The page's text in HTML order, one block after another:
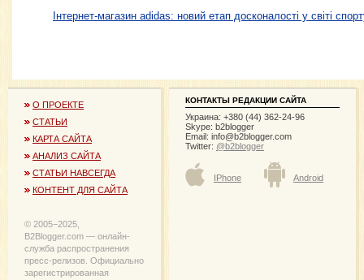
Інтернет-магазин adidas: новий етап досконалості у світі
О ПРОЕКТЕ
СТАТЬИ
КАРТА САЙТА
АНАЛИЗ САЙТА
СТАТЬИ НАВСЕГДА
КОНТЕНТ ДЛЯ САЙТА
© 2005−2025,
B2Blogger.com — онлайн-
служба распространения
пресс-релизов. Официально
зарегистрированная
КОНТАКТЫ РЕДАКЦИИ САЙТА
Украина: +380 (44) 362-24-96
Skype: b2blogger
Email: info@b2blogger.com
Twitter: @b2blogger
IPhone Android